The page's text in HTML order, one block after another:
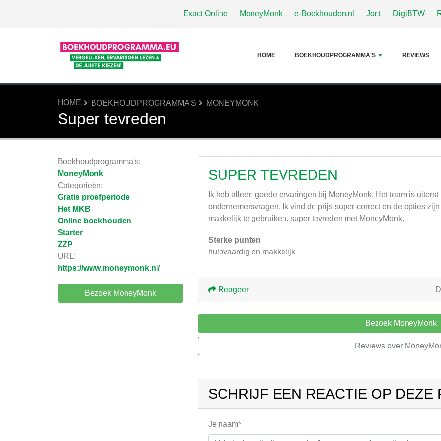
Exact Online MoneyMonk e-Boekhouden.nl Jortt DigiBTW
HOME BOEKHOUDPROGRAMMA'S REVIEWS
HOME BOEKHOUDPROGRAMMA'S MONEYMONK
Super tevreden
Boekhoudprogramma's:
MoneyMonk
Categorieën:
Gratis proefperiode
Het MKB
Online boekhouden
Starter
ZZP
URL:
https://www.moneymonk.nl/
Bezoek MoneyMonk
SUPER TEVREDEN
Ik heb alleen goede ervaringen bij MoneyMonk. Het team is
ondernemersvragen. Ik vind de prijs super-correct en de opties
makkelijk te gebruiken. super tevreden met MoneyMonk.
Sterke punten
hulpvaardig en makkelijk
Reageer
Bezoek MoneyMonk
Reviews over
SCHRIJF EEN REACTIE OP DEZE
Je naam*